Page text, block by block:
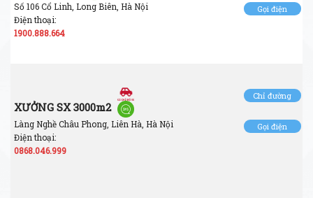
Số 106 Cổ Linh, Long Biên, Hà Nội
Điện thoại:
1900.888.664
Gọi điện
XƯỞNG SX 3000m2
Làng Nghề Châu Phong, Liên Hà, Hà Nội
Điện thoại:
0868.046.999
Chỉ đường
Gọi điện